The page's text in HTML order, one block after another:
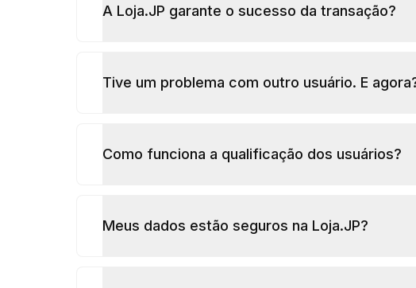
A Loja.JP garante o sucesso da transação?
Tive um problema com outro usuário. E
Como funciona a qualificação dos usuários?
Meus dados estão seguros na Loja.JP?